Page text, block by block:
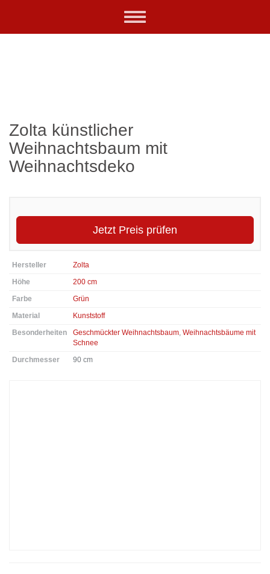
Toggle
Zolta künstlicher
Weihnachtsbaum mit
Weihnachtsdeko
Jetzt Preis prüfen
Hersteller
Zolta
Höhe
200 cm
Farbe
Grün
Material
Kunststoff
Besonderheiten
Geschmückter Weihnachtsbaum, Weihnachtsbäume mit
Schnee
Durchmesser
90 cm